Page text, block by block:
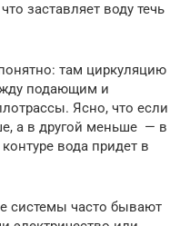
заставляет воду течь
там циркуляцию
подающим и
Ясно, что если
а в другой меньше — в
вода придет в
системы часто бывают